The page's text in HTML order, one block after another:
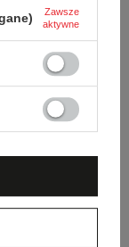
Zawsze
aktywne